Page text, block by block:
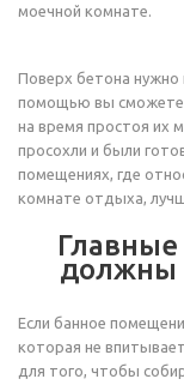
моечной комнате.
Поверх бетона нужно
помощью вы сможете
на время простоя их
просохли и были
помещениях, где
комнате отдыха,
должны
Если банное
которая не
для того, чтобы